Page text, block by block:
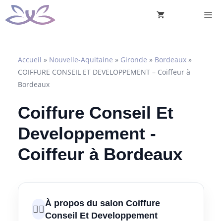
Aller
au
Accueil » Nouvelle-Aquitaine » Gironde » Bordeaux »
COIFFURE CONSEIL ET DEVELOPPEMENT – Coiffeur à
Bordeaux
Coiffure Conseil Et
Developpement -
Coiffeur à Bordeaux
💇‍♀️À propos du salon Coiffure
Conseil Et Developpement